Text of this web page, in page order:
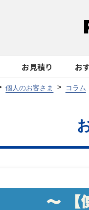
お見積り お
個人のお客さま コラム